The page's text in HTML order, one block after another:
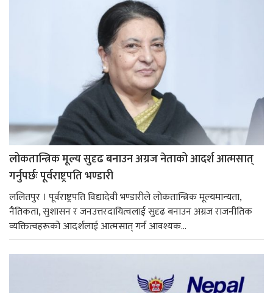
लोकतान्त्रिक मूल्य सुदृढ बनाउन अग्रज नेताको आदर्श आत्मसात्
गर्नुपर्छः पूर्वराष्ट्रपति भण्डारी
ललितपुर । पूर्वराष्ट्रपति विद्यादेवी भण्डारीले लोकतान्त्रिक मूल्यमान्यता,
नैतिकता, सुशासन र जनउत्तरदायित्वलाई सुदृढ बनाउन अग्रज राजनीतिक
व्यक्तित्वहरूको आदर्शलाई आत्मसात् गर्न आवश्यक...